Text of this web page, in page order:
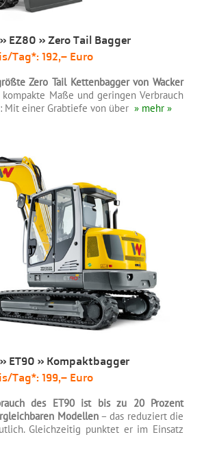
EZ80 » Zero Tail Bagger
Tag*: 192,– Euro
Zero Tail Kettenbagger von Wacker
Maße und geringen Verbrauch
Mit einer Grabtiefe von über » mehr »
ET90 » Kompaktbagger
Tag*: 199,– Euro
des ET90 ist bis zu 20 Prozent
Modellen– das reduziert die
Gleichzeitig punktet er im Einsatz